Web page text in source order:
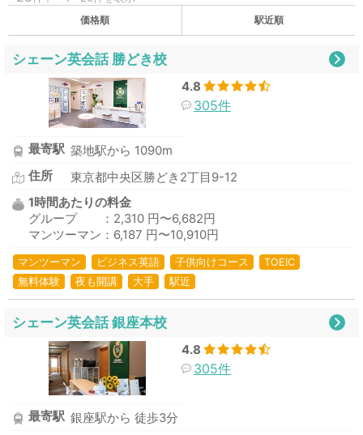
価格順 駅近順
シェーン英会話 勝どき校
4.8
305件
最寄駅 築地駅から 1090m
住所
東京都中央区勝どき2丁目9-12
1時間あたりの料金
グループ ：2,310 円〜6,682円
マンツーマン：6,187 円〜10,910円
マンツーマン ビジネス英語 子供向けコース
TOEIC
無料体験
夜も開講 大手 駅近
シェーン英会話 銀座本校
4.8
305件
最寄駅 銀座駅から 徒歩3分